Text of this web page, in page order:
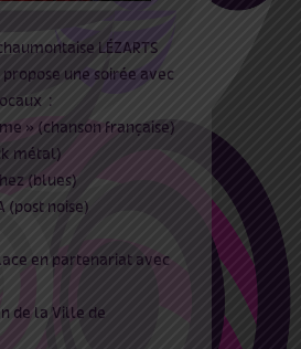
LÉZARTS
propose une soirée avec
:
» (chanson française)
métal)
(blues)
(post noise)
en partenariat avec
de la Ville de